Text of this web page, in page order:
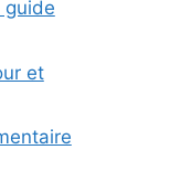
guide
et